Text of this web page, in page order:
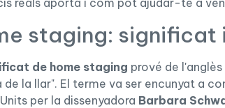
staging: significat
de home staging prové de
de la llar". El terme va ser encunyat a
per la dissenyadora Barbara